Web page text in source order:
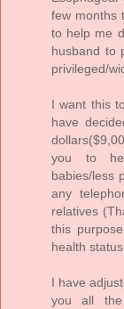
few months
to help me
husband to
privileged/
I want this
have
you to
babies/less
any
relatives
this
health status
I have
you all